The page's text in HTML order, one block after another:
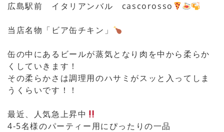
広島駅前 イタリアンバル cascorosso
当店名物「ビア缶チキン」
缶の中にあるビールが蒸気となり肉を中から柔らか
くしていきます！
その柔らかさは調理用のハサミがスッと入ってしま
うくらいです！！
最近、人気急上昇中
4-5名様のパーティー用にぴったりの一品